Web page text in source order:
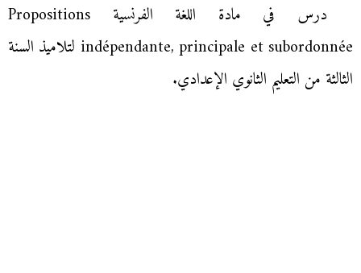
درس في مادة اللغة الفرنسية Propositions
indépendante, principale et subordonnée لتلاميذ السنة
الثالثة من التعليم الثانوي الإعدادي.